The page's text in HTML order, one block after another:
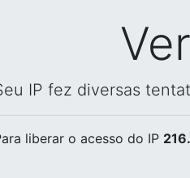
IP fez diversas
liberar o acesso do IP